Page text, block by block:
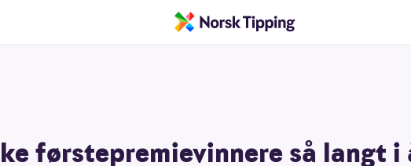
førstepremievinnere så langt i